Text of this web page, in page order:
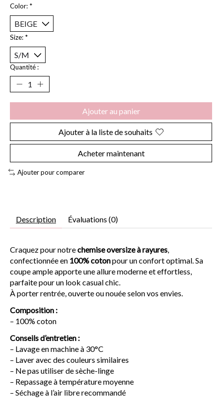
Color: *
Size: *
Quantité :
Ajouter au panier
Ajouter à la liste de souhaits
Acheter maintenant
Ajouter pour comparer
Description Évaluations (0)
Craquez pour notrechemise oversize à rayures
confectionnée en 100% cotonpour un confort optimal. Sa
coupe ample apporte une allure moderne et effortless,
parfaite pour un look casual chic.
À porter rentrée, ouverte ou nouée selon vos envies.
Composition :
– 100% coton
Conseils d’entretien :
– Lavage en machine à 30°C
– Laver avec des couleurs similaires
– Ne pas utiliser de sèche-linge
– Repassage à température moyenne
– Séchage à l’air libre recommandé